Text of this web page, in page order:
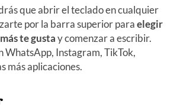
que abrir el teclado en cualquier
por la barra superior paraelegir
te gustay comenzar a escribir.
WhatsApp, Instagram, TikTok,
más aplicaciones.